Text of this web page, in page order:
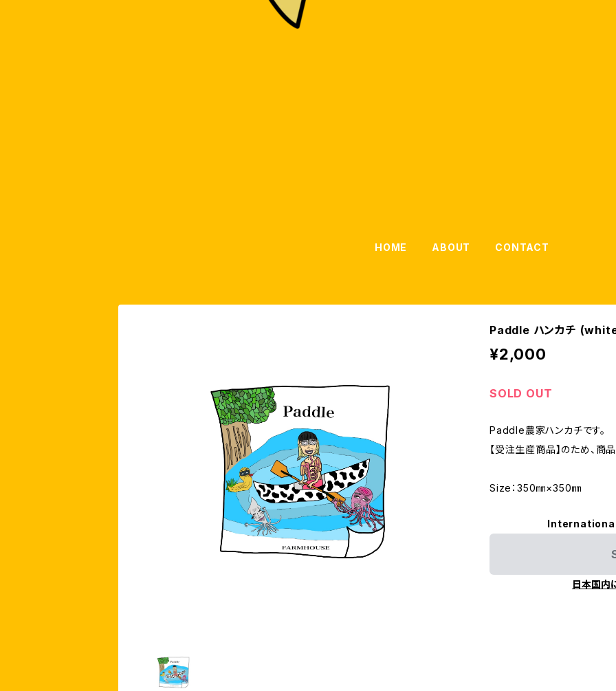
HOME ABOUT CONTACT
Paddle ハンカチ (white
¥2,000
SOLD OUT
Paddle農家ハンカチです。
【受注生産商品】のため、商
Size：350㎜×350㎜
日本国内